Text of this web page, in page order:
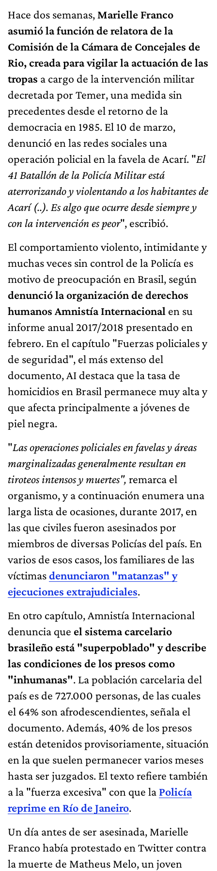
Hace dos semanas, Marielle Franco
asumió la función de relatora de la
Comisión de la Cámara de Concejales de
Rio, creada para vigilar la actuación de las
tropas a cargo de la intervención militar
decretada por Temer, una medida sin
precedentes desde el retorno de la
democracia en 1985. El 10 de marzo,
denunció en las redes sociales una
operación policial en la favela de Acarí. "El
41 Batallón de la Policía Militar está
aterrorizando y violentando a los habitantes de
Acarí (..). Es algo que ocurre desde siempre y
con la intervención es peor", escribió.
El comportamiento violento, intimidante y
muchas veces sin control de la Policía es
motivo de preocupación en Brasil, según
denunció la organización de derechos
humanos Amnistía Internacional en su
informe anual 2017/2018 presentado en
febrero. En el capítulo "Fuerzas policiales y
de seguridad", el más extenso del
documento, AI destaca que la tasa de
homicidios en Brasil permanece muy alta y
que afecta principalmente a jóvenes de
piel negra.
"Las operaciones policiales en favelas y áreas
marginalizadas generalmente resultan en
tiroteos intensos y muertes", remarca el
organismo, y a continuación enumera una
larga lista de ocasiones, durante 2017, en
las que civiles fueron asesinados por
miembros de diversas Policías del país. En
varios de esos casos, los familiares de las
víctimasdenunciaron "matanzas" y
ejecuciones extrajudiciales.
En otro capítulo, Amnistía Internacional
denuncia que el sistema carcelario
brasileño está "superpoblado" y describe
las condiciones de los presos como
"inhumanas". La población carcelaria del
país es de 727.000 personas, de las cuales
el 64% son afrodescendientes, señala el
documento. Además, 40% de los presos
están detenidos provisoriamente, situación
en la que suelen permanecer varios meses
hasta ser juzgados. El texto refiere también
a la "fuerza excesiva" con que la Policía
reprime en Río de Janeiro.
Un día antes de ser asesinada, Marielle
Franco había protestado en Twitter contra
la muerte de Matheus Melo, un joven